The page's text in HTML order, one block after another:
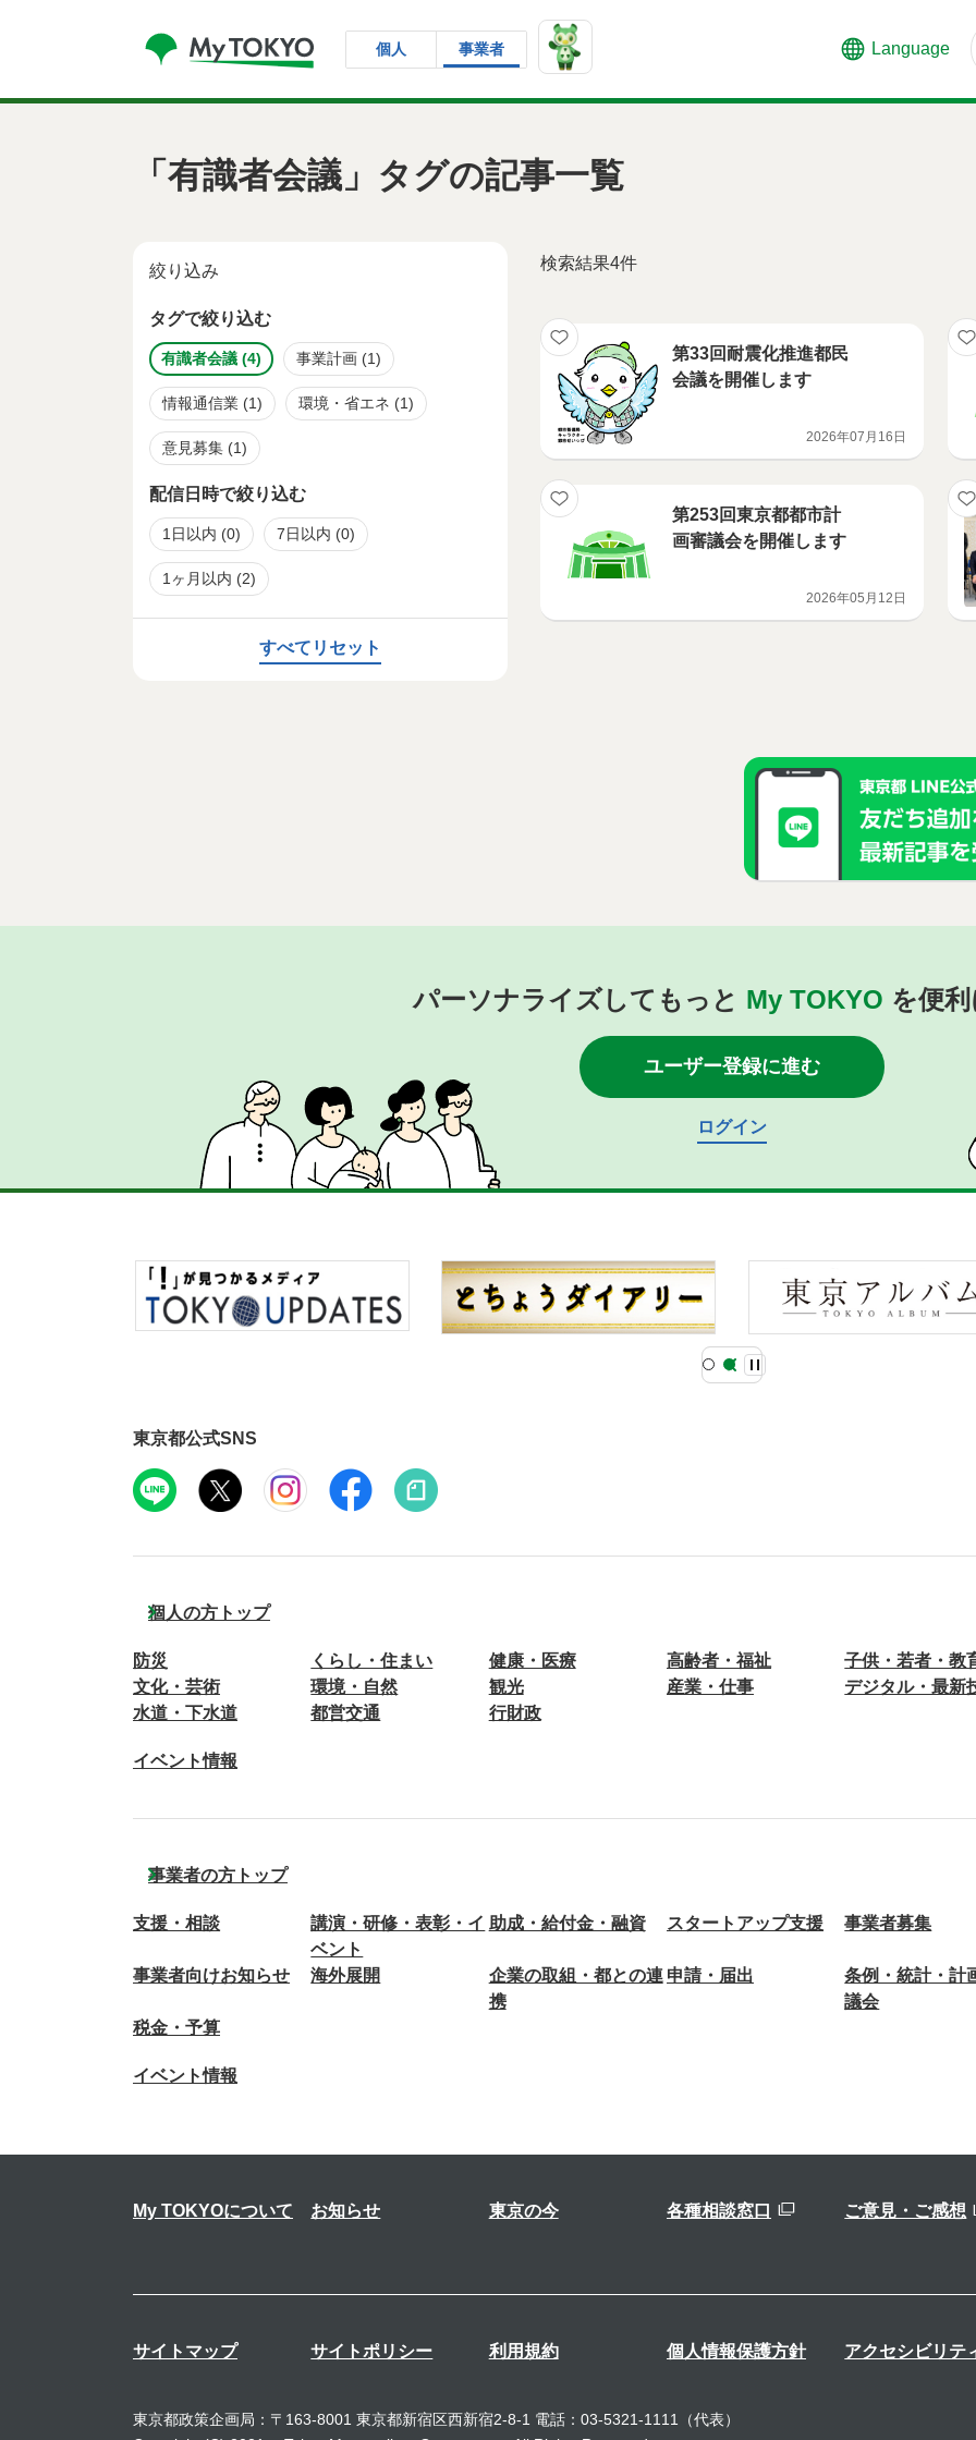
個人 事業者 Language
「有識者会議」タグの記事一覧
絞り込み
タグで絞り込む
有識者会議 (4) 事業計画 (1)
情報通信業 (1) 環境・省エネ (1)
意見募集 (1)
配信日時で絞り込む
1日以内 (0) 7日以内 (0)
1ヶ月以内 (2)
すべてリセット
検索結果4件
第33回耐震化推進都民
会議を開催します
2026年07月16日
第253回東京都都市計
画審議会を開催します
2026年05月12日
パーソナライズしてもっと My TOKYO を便
ユーザー登録に進む
ログイン
東京都公式SNS
個人の方トップ
防災 くらし・住まい 健康・医療 高齢者・福祉
子供・若者・教
文化・芸術
環境・自然 観光 産業・仕事
デジタル・最新
水道・下水道
都営交通 行財政
イベント情報
事業者の方トップ
支援・相談
講演・研修・表彰・イ
ベント
助成・給付金・融資 スタートアップ支援 事業者募集
事業者向けお知らせ 海外展開
企業の取組・都との連
携
申請・届出
条例・統計・計
議会
税金・予算
イベント情報
My TOKYOについて お知らせ 東京の今 各種相談窓口 ご意見・ご感想
サイトマップ サイトポリシー 利用規約 個人情報保護方針 アクセシビリテ
東京都政策企画局：〒163-8001 東京都新宿区西新宿2-8-1 電話：03-5321-1111（代表）